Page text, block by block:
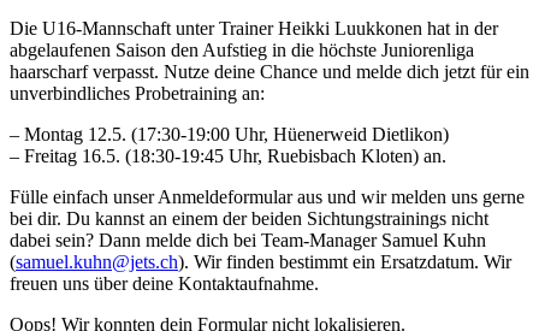
Die U16-Mannschaft unter Trainer Heikki Luukkonen hat in der
abgelaufenen Saison den Aufstieg in die höchste Juniorenliga
haarscharf verpasst. Nutze deine Chance und melde dich jetzt für ein
unverbindliches Probetraining an:
– Montag 12.5. (17:30-19:00 Uhr, Hüenerweid Dietlikon)
– Freitag 16.5. (18:30-19:45 Uhr, Ruebisbach Kloten) an.
Fülle einfach unser Anmeldeformular aus und wir melden uns gerne
bei dir. Du kannst an einem der beiden Sichtungstrainings nicht
dabei sein? Dann melde dich bei Team-Manager Samuel Kuhn
(samuel.kuhn@jets.ch). Wir finden bestimmt ein Ersatzdatum. Wir
freuen uns über deine Kontaktaufnahme.
Oops! Wir konnten dein Formular nicht lokalisieren.